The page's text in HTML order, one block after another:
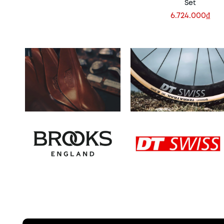
Set
6.724.000₫